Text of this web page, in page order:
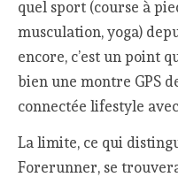
quel sport (course à
musculation, yoga)
encore, c’est un point
bien une montre GPS
connectée lifestyle
La limite, ce qui
Forerunner, se